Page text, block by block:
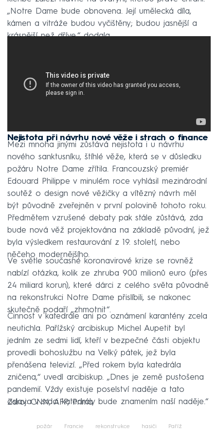
„Notre Dame bude obnovena. Její umělecká díla,
kámen a vitráže budou vyčištěny; budou jasnější a
krásnější než dříve,“ dodala.
Nejistota při návrhu nové věže i strach o finance
Mezi mnoha jinými zůstává nejistota i u návrhu
nového sanktusníku, štíhlé věže, která se v důsledku
požáru Notre Dame zřítila. Francouzský premiér
Edouard Philippe v minulém roce vyhlásil mezinárodní
soutěž o design nové věžičky a vítězný návrh měl
být původně zveřejněn v první polovině tohoto roku.
Předmětem vzrušené debaty pak stále zůstává, zda
bude nová věž projektována na základě původní, jež
byla výsledkem restaurování z 19. století, nebo
něčeho modernějšího.
Ve světle současné koronavirové krize se rovněž
nabízí otázka, kolik ze zhruba 900 milionů euro (přes
24 miliard korun), které dárci z celého světa původně
na rekonstrukci Notre Dame přislíbili, se nakonec
skutečně podaří „zhmotnit“.
Činnost v katedrále ani po oznámení karantény zcela
neutichla. Pařížský arcibiskup Michel Aupetit byl
jedním ze sedmi lidí, kteří v bezpečné části objektu
provedli bohoslužbu na Velký pátek, jež byla
přenášena televizí. „Před rokem byla katedrála
zničena,“ uvedl arcibiskup. „Dnes je země pustošena
pandemií. Vždy existuje poselství naděje a tato
oslava v srdci katedrály bude znamením naší naděje.“
Zdroj: CNN, AFP, Prima
požár Francie rekonstrukce hasiči Paříž